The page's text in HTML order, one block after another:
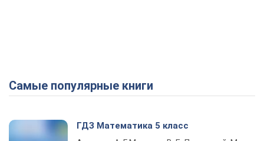
Самые популярные книги
ГДЗ Математика 5 класс